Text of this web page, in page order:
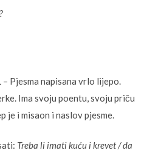
Pjesma napisana vrlo lijepo.
Ima svoju poentu, svoju priču
je i misaon i naslov pjesme.
Treba li imati kuću i krevet/ da